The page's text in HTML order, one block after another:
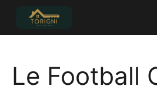
contenu
Le Football